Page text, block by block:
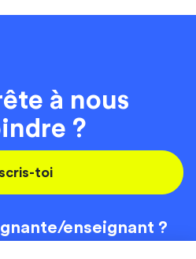
à nous
?
toi
enseignant ?